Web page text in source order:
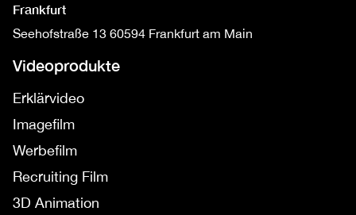
Frankfurt
Seehofstraße 13 60594 Frankfurt am Main
Videoprodukte
Erklärvideo
Imagefilm
Werbefilm
Recruiting Film
3D Animation